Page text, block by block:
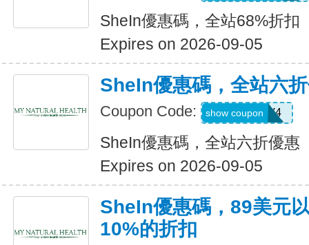
SheIn優惠碼，全站68%折扣
Expires on 2026-09-05
SheIn優惠碼，全站六
Coupon Code: LS8V4
show coupon
SheIn優惠碼，全站六折優惠
Expires on 2026-09-05
SheIn優惠碼，89美元
10%的折扣